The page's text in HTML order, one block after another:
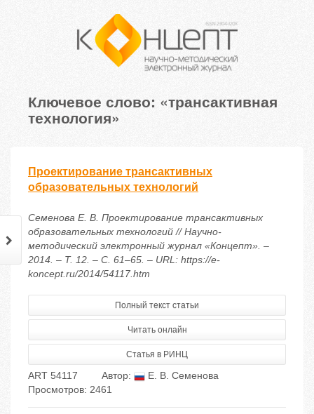
Ключевое слово: «трансактивная
технология»
Проектирование трансактивных
образовательных технологий
Семенова Е. В. Проектирование трансактивных
образовательных технологий // Научно-
методический электронный журнал «Концепт». –
2014. – Т. 12. – С. 61–65. – URL: https://e-
koncept.ru/2014/54117.htm
Полный текст статьи
Читать онлайн
Статья в РИНЦ
ART 54117 Автор:
Е. В. Семенова
Просмотров: 2461